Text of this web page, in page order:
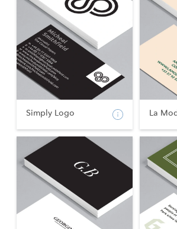
Simply Logo La